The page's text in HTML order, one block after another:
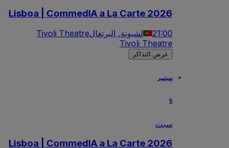
Lisboa | CommedIA a La Carte 2026
21:00 لشبونة, البرتغالTivoli Theatre
Tivoli Theatre
عرض التذاكر
سبتمبر
5
سبت
Lisboa | CommedIA a La Carte 2026